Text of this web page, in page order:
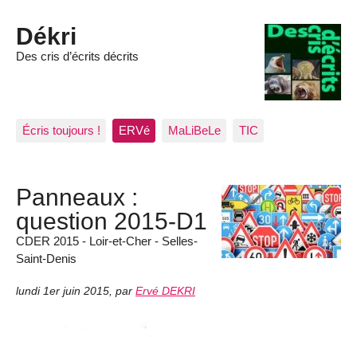
Dékri
Des cris d’écrits décrits
Écris toujours ! ERVé MaLiBeLe TIC
Panneaux :
question 2015-D1
CDER 2015 - Loir-et-Cher - Selles-
Saint-Denis
lundi 1er juin 2015, par Ervé DEKRI